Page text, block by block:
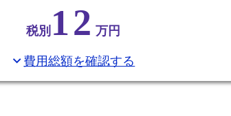
税別12 万円
expand_more費用総額を確認する